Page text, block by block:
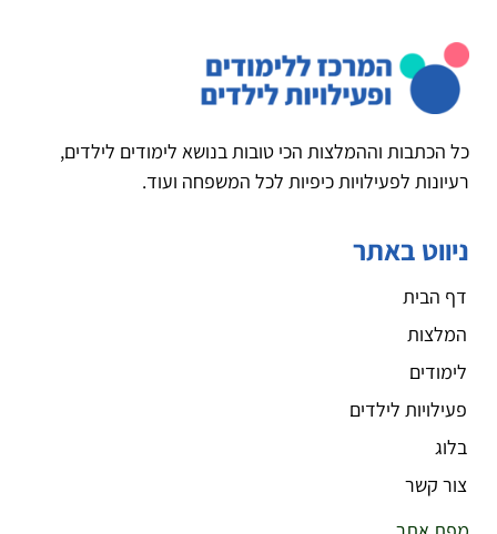
כל הכתבות וההמלצות הכי טובות בנושא לימודים לילדים,
רעיונות לפעילויות כיפיות לכל המשפחה ועוד.
ניווט באתר
דף הבית
המלצות
לימודים
פעילויות לילדים
בלוג
צור קשר